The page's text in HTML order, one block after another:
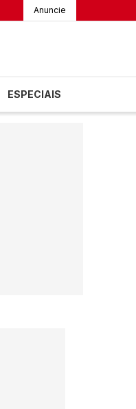
Anuncie
ESPECIAIS